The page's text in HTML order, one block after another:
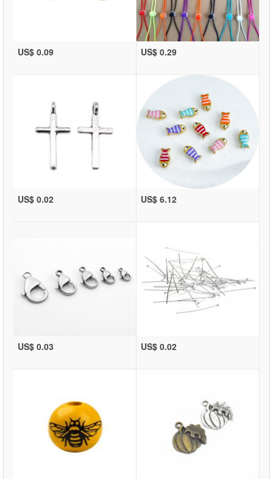
US$ 0.09 US$ 0.29
US$ 0.02 US$ 6.12
US$ 0.03 US$ 0.02